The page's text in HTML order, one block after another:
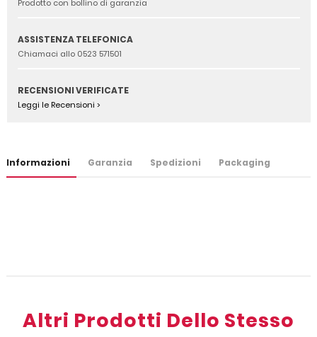
Prodotto con bollino di garanzia
ASSISTENZA TELEFONICA
Chiamaci allo 0523 571501
RECENSIONI VERIFICATE
Leggi le Recensioni >
Informazioni Garanzia Spedizioni Packaging
Altri Prodotti Dello Stesso